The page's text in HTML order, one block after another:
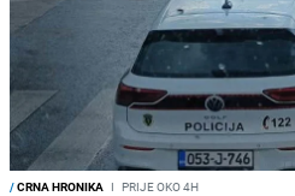
/CRNA HRONIKA I PRIJE OKO 4H